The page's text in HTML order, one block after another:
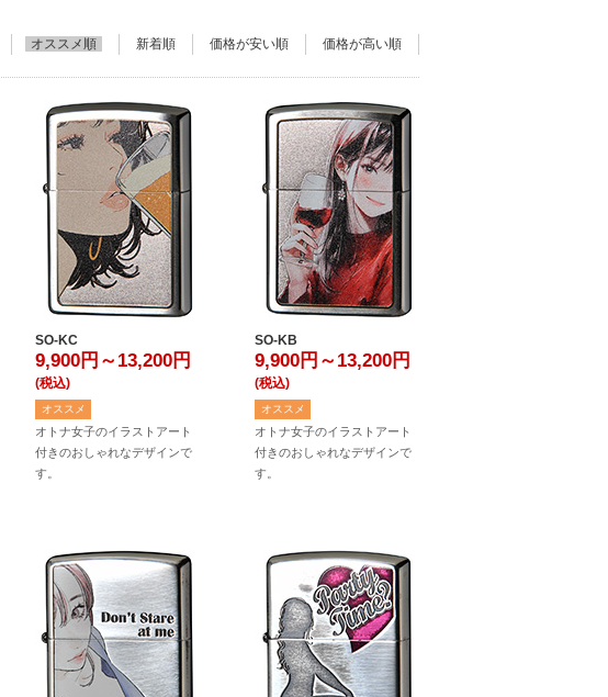
オススメ順 新着順 価格が安い順 価格が高い順
SO-KC
9,900円～13,200円
(税込)
オススメ
オトナ女子のイラストアート
付きのおしゃれなデザインで
す。
SO-KB
9,900円～13,200円
(税込)
オススメ
オトナ女子のイラストアート
付きのおしゃれなデザインで
す。